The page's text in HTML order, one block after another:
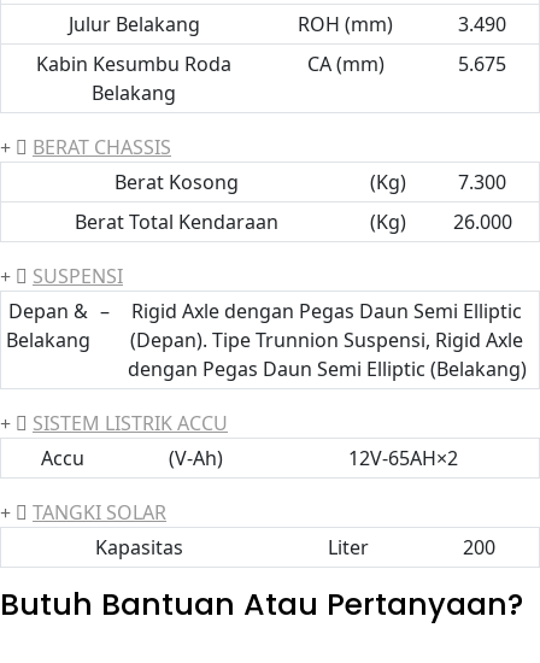
Julur Belakang
ROH (mm)
3.490
Kabin Kesumbu Roda
Belakang
CA (mm) 5.675
BERAT CHASSIS
Berat Kosong
(Kg)
7.300
Berat Total Kendaraan
(Kg) 26.000
SUSPENSI
Depan &
Belakang
–
Rigid Axle dengan Pegas Daun Semi Elliptic
(Depan). Tipe Trunnion Suspensi, Rigid Axle
dengan Pegas Daun Semi Elliptic (Belakang)
SISTEM LISTRIK ACCU
Accu
(V-Ah) 12V-65AH×2
TANGKI SOLAR
Kapasitas
Liter 200
Butuh Bantuan Atau Pertanyaan?